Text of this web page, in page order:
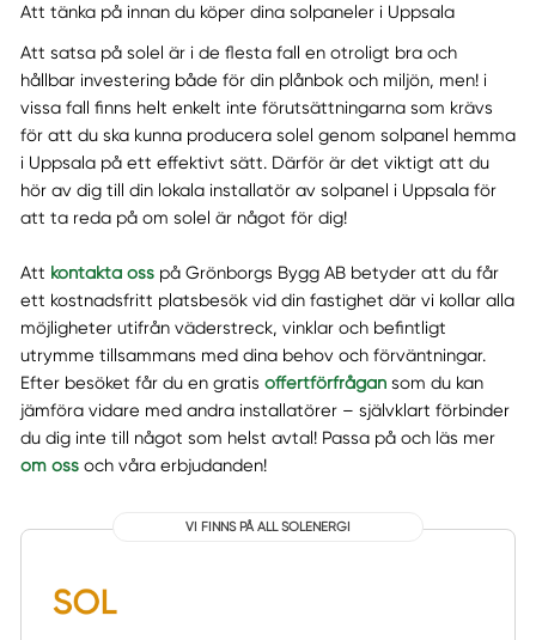
Att tänka på innan du köper dina solpaneler i Uppsala
Att satsa på solel är i de flesta fall en otroligt bra och
hållbar investering både för din plånbok och miljön, men! i
vissa fall finns helt enkelt inte förutsättningarna som krävs
för att du ska kunna producera solel genom solpanel hemma
i Uppsala på ett effektivt sätt. Därför är det viktigt att du
hör av dig till din lokala installatör av solpanel i Uppsala för
att ta reda på om solel är något för dig!
Att kontakta oss på Grönborgs Bygg AB betyder att du får
ett kostnadsfritt platsbesök vid din fastighet där vi kollar alla
möjligheter utifrån väderstreck, vinklar och befintligt
utrymme tillsammans med dina behov och förväntningar.
Efter besöket får du en gratis offertförfrågansom du kan
jämföra vidare med andra installatörer – självklart förbinder
du dig inte till något som helst avtal! Passa på och läs mer
om ossoch våra erbjudanden!
VI FINNS PÅ ALL SOLENERGI